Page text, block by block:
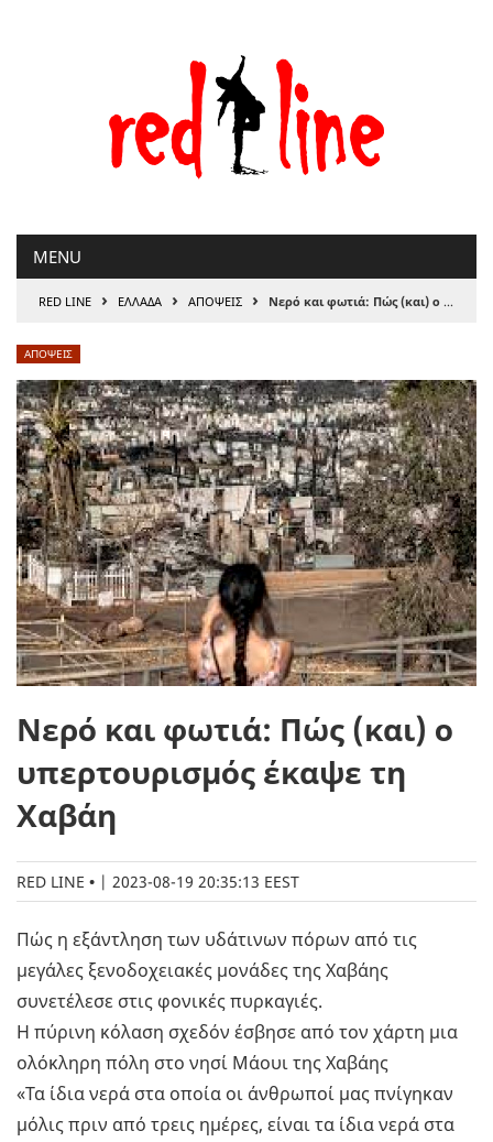
MENU
RED LINE › ΕΛΛΑΔΑ › ΑΠΟΨΕΙΣ › Νερό και φωτιά: Πώς (και) ο υπερτουρισμός έκαψε τη Χαβάη
ΑΠΟΨΕΙΣ
Νερό και φωτιά: Πώς (και) ο
υπερτουρισμός έκαψε τη
Χαβάη
RED LINE | 2023-08-19 20:35:13 EEST
Πώς η εξάντληση των υδάτινων πόρων από τις
μεγάλες ξενοδοχειακές μονάδες της Χαβάης
συνετέλεσε στις φονικές πυρκαγιές.
Η πύρινη κόλαση σχεδόν έσβησε από τον χάρτη μια
ολόκληρη πόλη στο νησί Μάουι της Χαβάης
«Τα ίδια νερά στα οποία οι άνθρωποί μας πνίγηκαν
μόλις πριν από τρεις ημέρες, είναι τα ίδια νερά στα